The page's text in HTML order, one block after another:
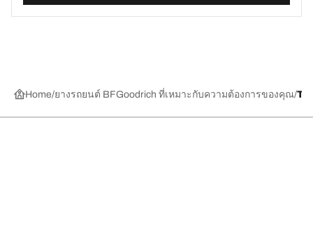
Home ยางรถยนต์ BFGoodrich ที่เหมาะกับความต้องการของคุณ